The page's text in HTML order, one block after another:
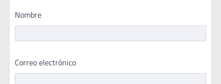
Nombre
Correo electrónico